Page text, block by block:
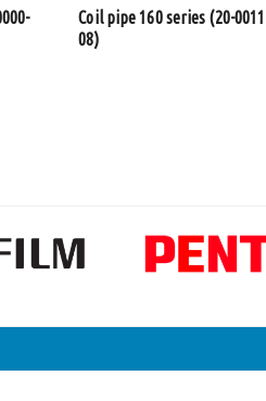
Coil pipe 160 series (20-
08)